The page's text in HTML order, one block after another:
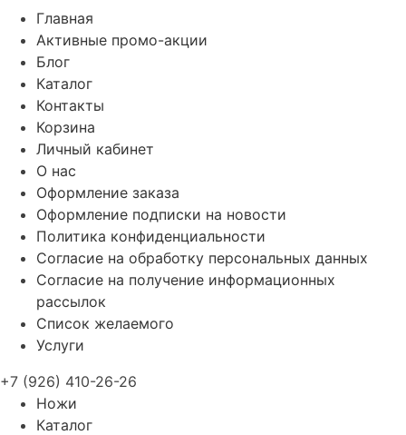
Главная
Активные промо-акции
Блог
Каталог
Контакты
Корзина
Личный кабинет
О нас
Оформление заказа
Оформление подписки на новости
Политика конфиденциальности
Согласие на обработку персональных данных
Согласие на получение информационных
рассылок
Список желаемого
Услуги
+7 (926) 410-26-26
Ножи
Каталог